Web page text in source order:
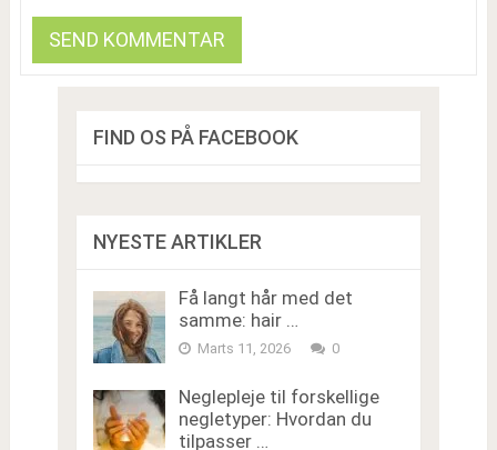
FIND OS PÅ FACEBOOK
NYESTE ARTIKLER
Få langt hår med det
samme: hair …
Marts 11, 2026 0
Neglepleje til forskellige
negletyper: Hvordan du
tilpasser …